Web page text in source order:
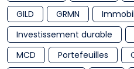
GILD
GRMN
Investissement durable
MCD
Portefeuilles